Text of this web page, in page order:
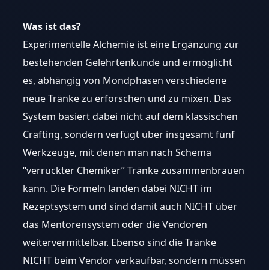
Was ist das?
Experimentelle Alchemie ist eine Ergänzung zur
bestehenden Gelehrtenkunde und ermöglicht
es, abhängig von Mondphasen verschiedene
neue Tränke zu erforschen und zu mixen. Das
System basiert dabei nicht auf dem klassischen
Crafting, sondern verfügt über insgesamt fünf
Werkzeuge, mit denen man nach Schema
“verrückter Chemiker” Tränke zusammenbrauen
kann. Die Formeln landen dabei NICHT im
Rezeptsystem und sind damit auch NICHT über
das Mentorensystem oder die Vendoren
weitervermittelbar. Ebenso sind die Tränke
NICHT beim Vendor verkaufbar, sondern müssen